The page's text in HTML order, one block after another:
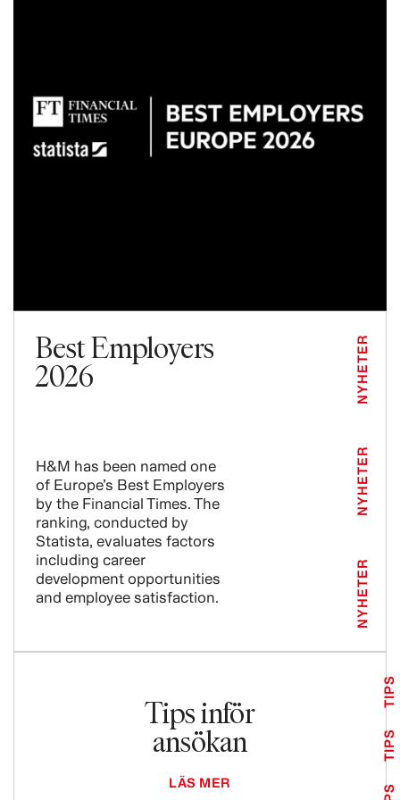
Best Employers
2026
H&M has been named one
of Europe’s Best Employers
by the Financial Times. The
ranking, conducted by
Statista, evaluates factors
including career
development opportunities
and employee satisfaction.
NYHETER
NYHETER
NYHETER
Tips inför
ansökan
LÄS MER
TIPS
TIPS